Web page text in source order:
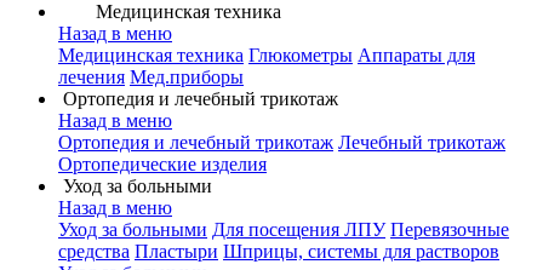
Медицинская техника
Назад в меню
Медицинская техника Глюкометры Аппараты для
лечения Мед.приборы
Ортопедия и лечебный трикотаж
Назад в меню
Ортопедия и лечебный трикотаж Лечебный трикотаж
Ортопедические изделия
Уход за больными
Назад в меню
Уход за больными Для посещения ЛПУ Перевязочные
средства Пластыри Шприцы, системы для растворов